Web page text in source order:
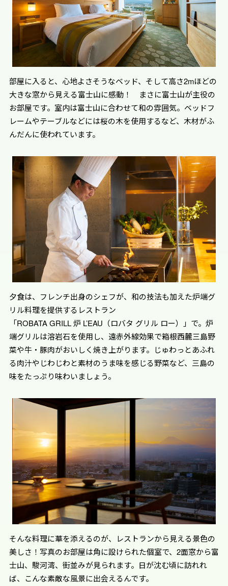
部屋に入ると、心地よさそうなベッド、そして高さ2mほどの
大きな窓から見える富士山に感動！ まさに富士山が主役の
お部屋です。室内は富士山に合わせて和の雰囲気。ベッドフ
レームやテーブルなどには桜の木を使用するなど、木材がふ
んだんに使われています。
夕食は、フレンチ出身のシェフが、和の技法も加えた炉端グ
リル料理を提供するレストラン
「ROBATA GRILL 炉 L’EAU（ロバタ グリル ロー）」で。炉
端グリルは溶岩石を使用し、遠赤外線効果で箱根西麓三島野
菜や牛・豚肉がおいしく焼き上がります。じゅわっとあふれ
る肉汁やじわじわと素材のうま味を感じる野菜など、三島の
味をたっぷり味わいましょう。
そんな料理に華を添えるのが、レストランから見える景色の
美しさ！写真のお部屋は角に設けられた個室で、2面窓から富
士山、駿河湾、街並みが見られます。日が沈む頃に訪れれ
ば、こんな素敵な風景に出会えるんです。